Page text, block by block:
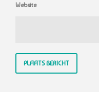
Website